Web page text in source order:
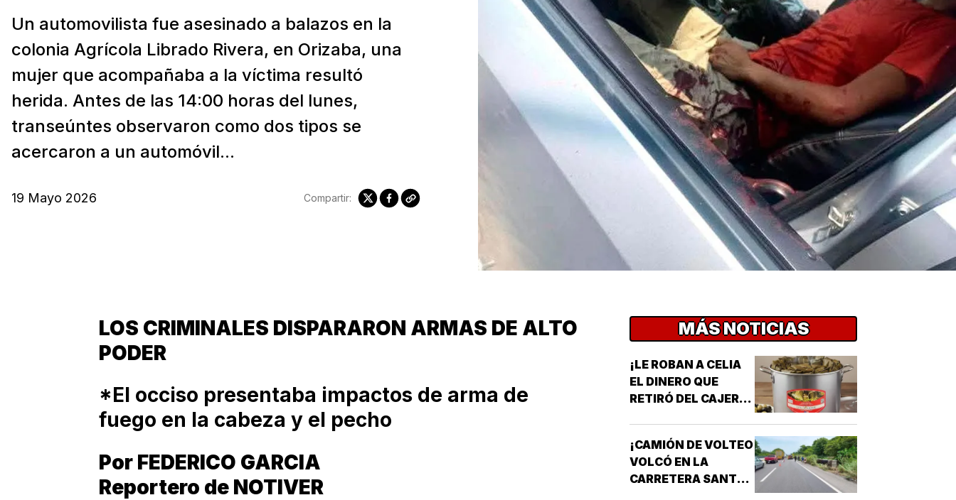
Un automovilista fue asesinado a balazos en la
colonia Agrícola Librado Rivera, en Orizaba, una
mujer que acompañaba a la víctima resultó
herida. Antes de las 14:00 horas del lunes,
transeúntes observaron como dos tipos se
acercaron a un automóvil...
19 Mayo 2026 Compartir:
LOS CRIMINALES DISPARARON ARMAS DE ALTO
PODER
*El occiso presentaba impactos de arma de
fuego en la cabeza y el pecho
Por FEDERICO GARCIA
Reportero de NOTIVER
MÁS NOTICIAS
¡LE ROBAN A CELIA
EL DINERO QUE
RETIRÓ DEL CAJERO
¡CAMIÓN DE VOLTEO
VOLCÓ EN LA
CARRETERA SANTA